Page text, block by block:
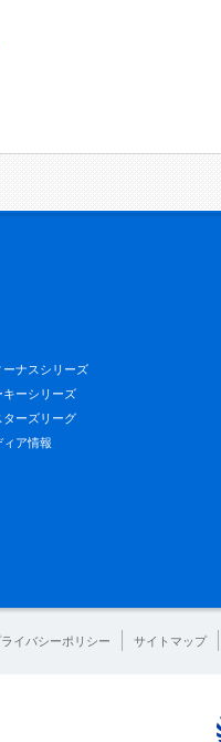
ーナスシリーズ
キーシリーズ
ターズリーグ
ィア情報
ライバシーポリシー サイトマップ